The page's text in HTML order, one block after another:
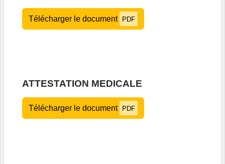
Télécharger le document PDF
ATTESTATION MEDICALE
Télécharger le document PDF